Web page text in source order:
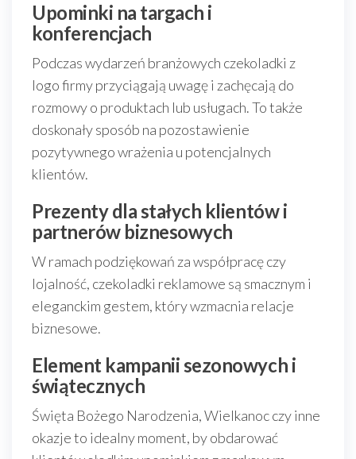
Upominki na targach i
konferencjach
Podczas wydarzeń branżowych czekoladki z
logo firmy przyciągają uwagę i zachęcają do
rozmowy o produktach lub usługach. To także
doskonały sposób na pozostawienie
pozytywnego wrażenia u potencjalnych
klientów.
Prezenty dla stałych klientów i
partnerów biznesowych
W ramach podziękowań za współpracę czy
lojalność, czekoladki reklamowe są smacznym i
eleganckim gestem, który wzmacnia relacje
biznesowe.
Element kampanii sezonowych i
świątecznych
Święta Bożego Narodzenia, Wielkanoc czy inne
okazje to idealny moment, by obdarować